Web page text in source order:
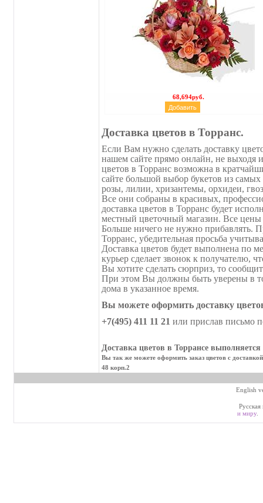
68,694руб.
Доставка цветов в Торранс.
Если Вам нужно сделать доставку
нашем сайте прямо онлайн, не выходя
цветов в Торранс возможна в
сайте большой выбор букетов из
розы, лилии, хризантемы, орхидеи,
Все они собраны в красивых,
доставка цветов в Торранс будет
местный цветочный магазин. Все цены
Больше ничего не нужно прибавлять.
Торранс, убедительная просьба
Доставка цветов будет выполнена по
курьер сделает звонок к получателю,
Вы хотите сделать сюрприз, то
При этом Вы должны быть уверены в
дома в указанное время.
Вы можете оформить доставку
+7(495) 411 11 21 или прислав письмо
Доставка цветов в Торрансе
Вы так же можете оформить заказ цветов с
48 корп.2
English
и миру.